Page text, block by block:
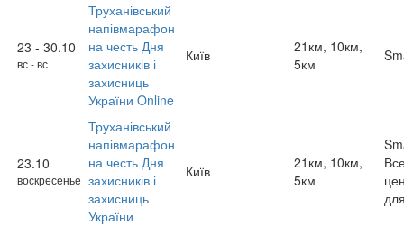
23 - 30.10
вс - вс
Труханівський
напівмарафон
на честь Дня
захисників і
захисниць
України Online
Київ
21км, 10км,
5км
23.10
воскресенье
Труханівський
напівмарафон
на честь Дня
захисників і
захисниць
України
Київ
21км, 10км,
5км